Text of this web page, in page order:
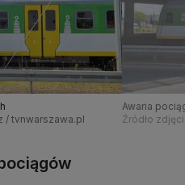
/ tvnwarszawa.pl
Awaria
Źródło